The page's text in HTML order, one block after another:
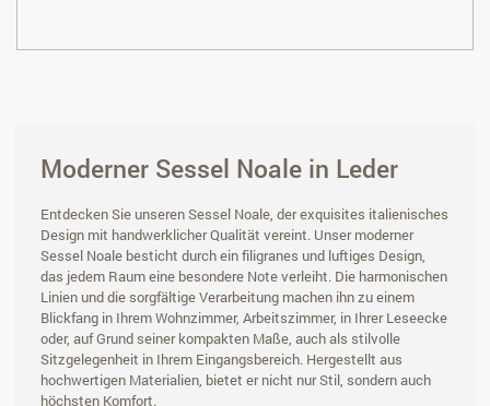
Moderner Sessel Noale in Leder
Entdecken Sie unseren Sessel Noale, der exquisites italienisches
Design mit handwerklicher Qualität vereint. Unser moderner
Sessel Noale besticht durch ein filigranes und luftiges Design,
das jedem Raum eine besondere Note verleiht. Die harmonischen
Linien und die sorgfältige Verarbeitung machen ihn zu einem
Blickfang in Ihrem Wohnzimmer, Arbeitszimmer, in Ihrer Leseecke
oder, auf Grund seiner kompakten Maße, auch als stilvolle
Sitzgelegenheit in Ihrem Eingangsbereich. Hergestellt aus
hochwertigen Materialien, bietet er nicht nur Stil, sondern auch
höchsten Komfort.